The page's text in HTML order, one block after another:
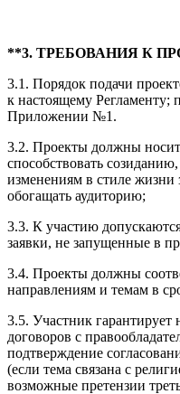
**3. ТРЕБОВАНИЯ К
3.1. Порядок подачи
к настоящему Регламенту;
Приложении №1.
3.2. Проекты должны
способствовать
изменениям в стиле жизни
обогащать аудиторию;
3.3. К участию
заявки, не запущенные в
3.4. Проекты должны
направлениям и темам в
3.5. Участник гарантирует
договоров с
подтверждение
(если тема связана с
возможные претензии